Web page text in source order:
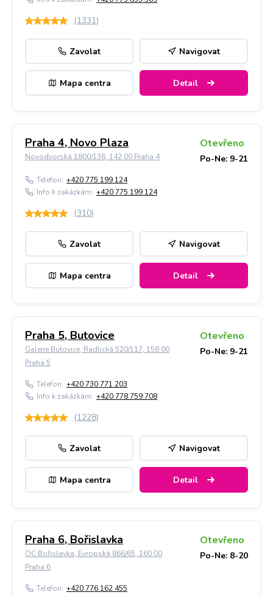
(1331)
Zavolat Navigovat
Mapa centra Detail
Praha 4, Novo Plaza
Novodvorská 1800/136, 142 00 Praha 4
Otevřeno
Po-Ne: 9-21
Telefon: +420 775 199 124
Info k zakázkám: +420 775 199 124
(310)
Zavolat Navigovat
Mapa centra Detail
Praha 5, Butovice
Galerie Butovice, Radlická 520/117, 158 00
Praha 5
Otevřeno
Po-Ne: 9-21
Telefon: +420 730 771 203
Info k zakázkám: +420 778 759 708
(1228)
Zavolat Navigovat
Mapa centra Detail
Praha 6, Bořislavka
OC Bořislavka, Evropská 866/65, 160 00
Praha 6
Otevřeno
Po-Ne: 8-20
Telefon: +420 776 162 455